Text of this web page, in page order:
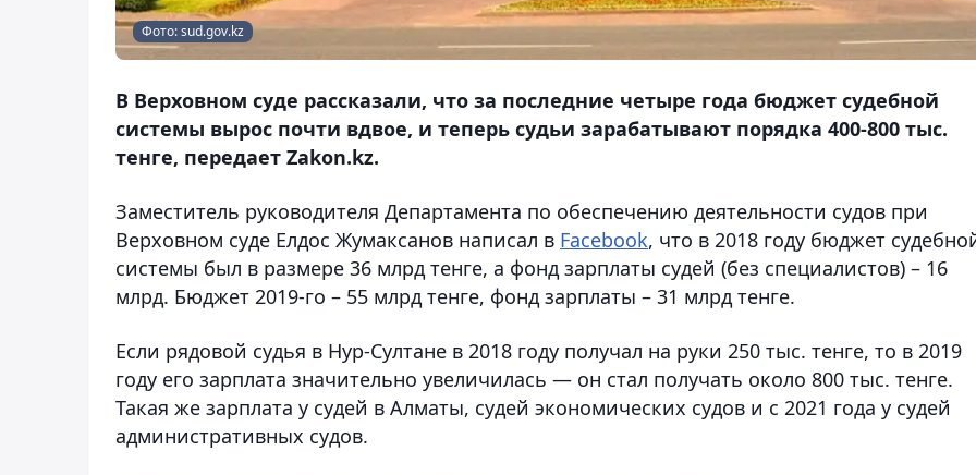
Фото: sud.gov.kz
В Верховном суде рассказали, что за последние четыре года бюджет судебной
системы вырос почти вдвое, и теперь судьи зарабатывают порядка 400-800 тыс.
тенге, передает Zakon.kz.
Заместитель руководителя Департамента по обеспечению деятельности судов при
Верховном суде Елдос Жумаксанов написал в Facebook, что в 2018 году бюджет
системы был в размере 36 млрд тенге, а фонд зарплаты судей (без специалистов) – 16
млрд. Бюджет 2019-го – 55 млрд тенге, фонд зарплаты – 31 млрд тенге.
Если рядовой судья в Нур-Султане в 2018 году получал на руки 250 тыс. тенге, то в 2019
году его зарплата значительно увеличилась — он стал получать около 800 тыс. тенге.
Такая же зарплата у судей в Алматы, судей экономических судов и с 2021 года у судей
административных судов.